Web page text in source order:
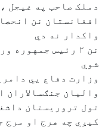
دملک صاحب په غيجل
افغانستان نن
واکدار نه دي
نن ٢ رئيس
شوي
وزارت دفاع يي
واليان جنګسالاران
تول تروريستان
کيږي چه هرج او مرج